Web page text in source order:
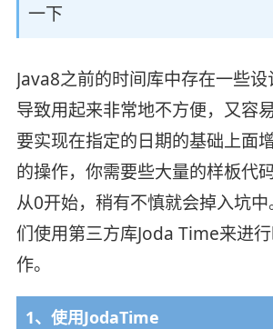
一下
Java8之前的时间库中存在一些设
导致用起来非常地不方便，又容
要实现在指定的日期的基础上面
的操作，你需要些大量的样板代
从0开始，稍有不慎就会掉入坑
们使用第三方库Joda Time来进
作。
1、使用JodaTime